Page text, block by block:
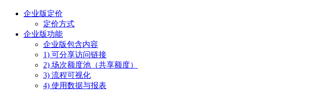
企业版定价
定价方式
企业版功能
企业版包含内容
1) 可分享访问链接
2) 场次额度池（共享额度）
3) 流程可视化
4) 使用数据与报表